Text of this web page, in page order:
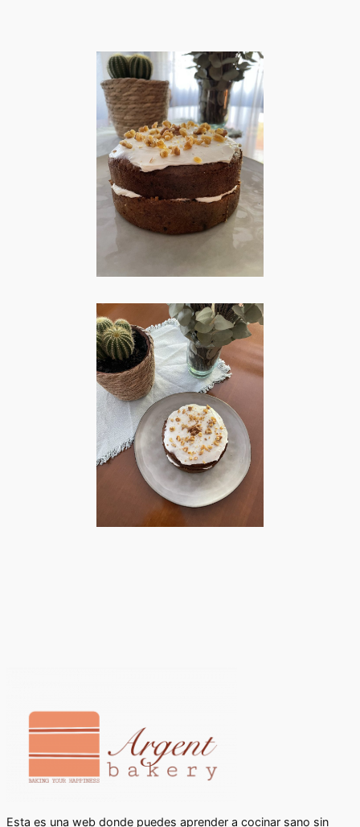
Esta es una web donde puedes aprender a cocinar sano sin